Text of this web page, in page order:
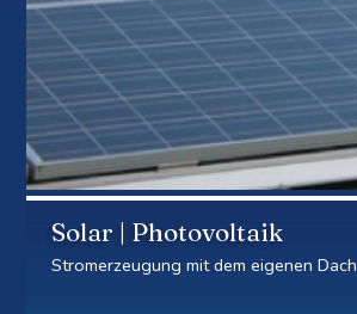
Solar | Photovoltaik
Stromerzeugung mit dem eigenen Dach